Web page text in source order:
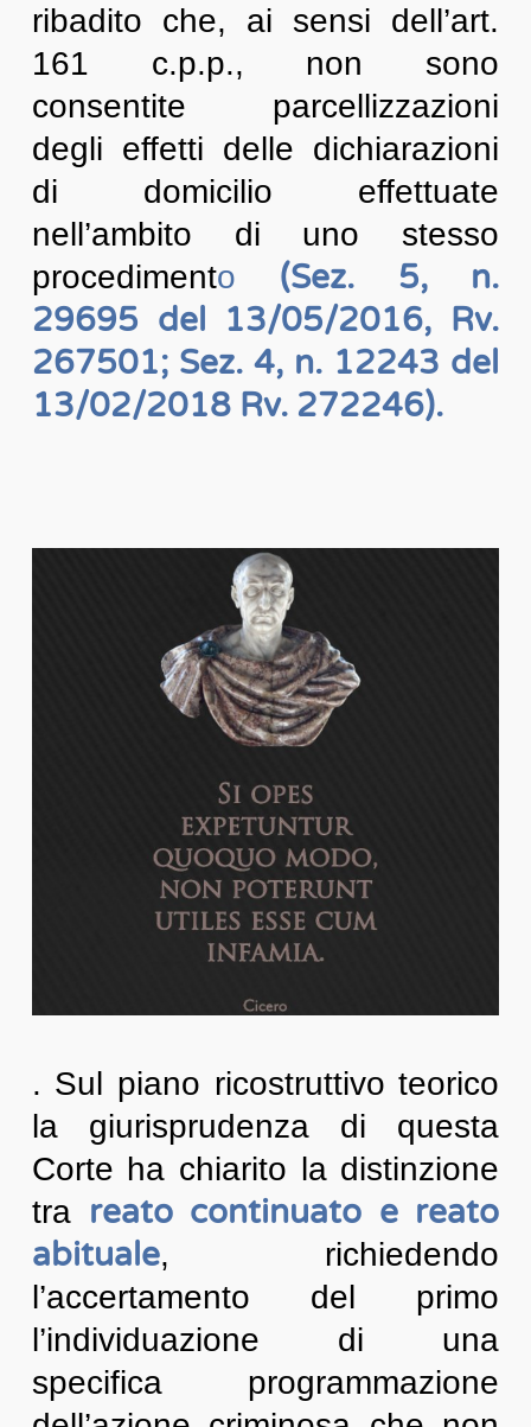
ribadito che, ai sensi dell’art.
161 c.p.p., non sono
consentite parcellizzazioni
degli effetti delle dichiarazioni
di domicilio effettuate
nell’ambito di uno stesso
procedimento (Sez. 5, n.
29695 del 13/05/2016, Rv.
267501; Sez. 4, n. 12243 del
13/02/2018 Rv. 272246).
. Sul piano ricostruttivo teorico
la giurisprudenza di questa
Corte ha chiarito la distinzione
tra reato continuato e reato
abituale, richiedendo
l’accertamento del primo
l’individuazione di una
specifica programmazione